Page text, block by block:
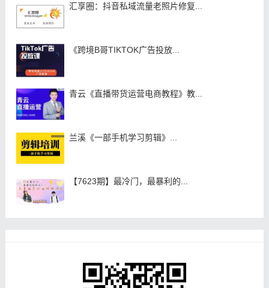
汇享圈：抖音私域流量老照片修复...
《跨境B哥TIKTOK广告投放...
青云《直播带货运营电商教程》教...
兰溪《一部手机学习剪辑》...
【7623期】最冷门，最暴利的...